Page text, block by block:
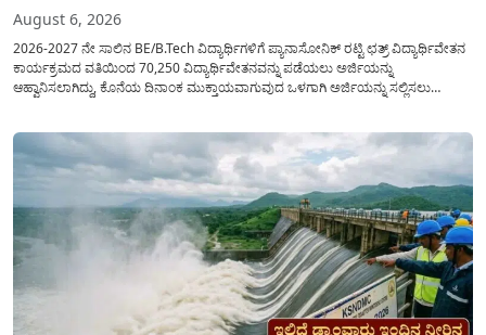
August 6, 2026
2026-2027 ನೇ ಸಾಲಿನ BE/B.Tech ವಿದ್ಯಾರ್ಥಿಗಳಿಗೆ ಪ್ಯಾನಾಸೋನಿಕ್ ರಟ್ಟಿ ಛತ್ರ್ ವಿದ್ಯಾರ್ಥಿವೇತನ
ಕಾರ್ಯಕ್ರಮದ ವತಿಯಿಂದ 70,250 ವಿದ್ಯಾರ್ಥಿವೇತನವನ್ನು ಪಡೆಯಲು ಅರ್ಜಿಯನ್ನು
ಆಹ್ವಾನಿಸಲಾಗಿದ್ದು, ಕೊನೆಯ ದಿನಾಂಕ ಮುಕ್ತಾಯವಾಗುವುದ ಒಳಗಾಗಿ ಅರ್ಜಿಯನ್ನು ಸಲ್ಲಿಸಲು
ಜಾರಿಗೆ...